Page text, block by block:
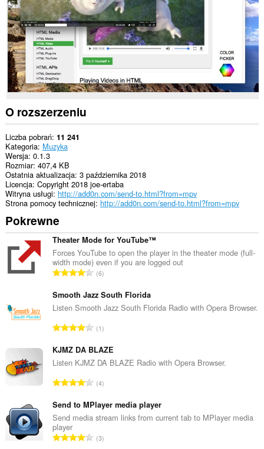
This
extension
can
write
data
into
the
clipboard.
To
rozszerzenie
może
odczytywać
i
modyfikować
Twoją
historię
przeglądania.
This
extension
can
create
notifications
display
them
in
the
system
To
rozszerzenie
może
uzyskać
kart
i
Twojej
aktywności.
O rozszerzeniu
Liczba pobrań 11 241
Kategoria Muzyka
Wersja 0.1.3
Rozmiar 407,4 KB
Ostatnia aktualizacja 3 października 2018
Licencja Copyright 2018 joe-ertaba
Witryna usługi http://add0n.com/send-to.html?from=mpv
Strona pomocy technicznej http://add0n.com/send-to.html?from=mpv
Pokrewne
Theater Mode for YouTube™
Forces YouTube to open the player in the theater mode (full-
width mode) even if you are logged out
C
ł
k
w
t
a
l
c
z
a
6
Smooth Jazz South Florida
Listen Smooth Jazz South Florida Radio with Opera Browser.
C
ł
k
w
t
a
l
1
KJMZ DA BLAZE
Listen KJMZ DA BLAZE Radio with Opera Browser.
C
ł
k
w
4
Send to MPlayer media player
Send media stream links from current tab to MPlayer media
player
C3